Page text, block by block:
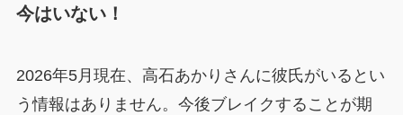
今はいない！
2026年5月現在、高石あかりさんに彼氏がいるとい
う情報はありません。今後ブレイクすることが期